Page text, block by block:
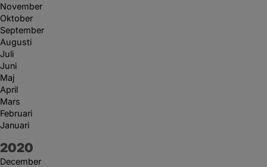
November
Oktober
September
Augusti
Juli
Juni
Maj
April
Mars
Februari
Januari
År:
2020
December